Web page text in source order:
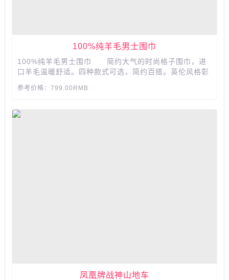
100%纯羊毛男士围巾
100%纯羊毛男士围巾 简约大气的时尚格子围巾，进
口羊毛温暖舒适。四种款式可选，简约百搭。英伦风格彰
参考价格：799.00RMB
凤凰牌战神山地车